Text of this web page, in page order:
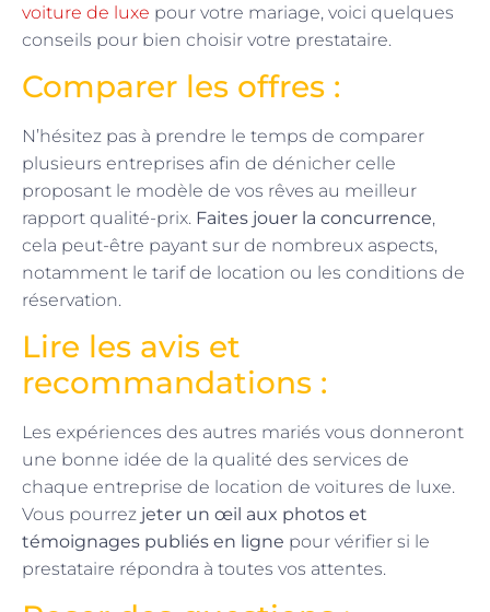
voiture de luxe pour votre mariage, voici quelques
conseils pour bien choisir votre prestataire.
Comparer les offres :
N’hésitez pas à prendre le temps de comparer
plusieurs entreprises afin de dénicher celle
proposant le modèle de vos rêves au meilleur
rapport qualité-prix. Faites jouer la concurrence,
cela peut-être payant sur de nombreux aspects,
notamment le tarif de location ou les conditions de
réservation.
Lire les avis et
recommandations :
Les expériences des autres mariés vous donneront
une bonne idée de la qualité des services de
chaque entreprise de location de voitures de luxe.
Vous pourrez jeter un œil aux photos et
témoignages publiés en ligne pour vérifier si le
prestataire répondra à toutes vos attentes.